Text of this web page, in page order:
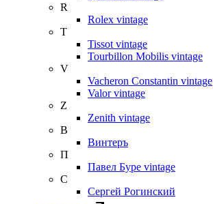
R
Rolex vintage
T
Tissot vintage
Tourbillon Mobilis vintage
V
Vacheron Constantin vintage
Valor vintage
Z
Zenith vintage
В
Винтеръ
П
Павел Буре vintage
С
Сергей Рогинский